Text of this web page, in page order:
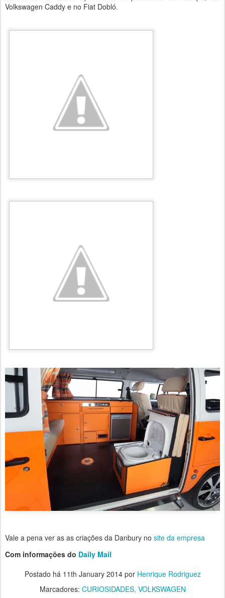
Volkswagen Caddy e no Fiat Dobló.
Vale a pena ver as as criações da Danbury no site da empresa
Com informações do Daily Mail
Postado há 11th January 2014por Henrique Rodriguez
Marcadores: CURIOSIDADES VOLKSWAGEN